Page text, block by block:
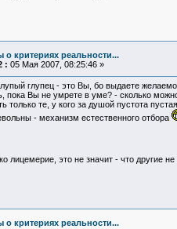
о критериях реальности...
: 05 Мая 2007, 08:25:46 »
глупец - это Вы, бо выдаете
пока Вы не умрете в уме? - сколько
только те, у кого за душой пустота
- механизм естественного отбора
лицемерие, это не значит - что другие
о критериях реальности...